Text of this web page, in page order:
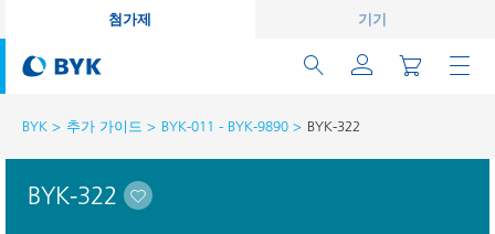
첨가제 기기
BYK 추가 가이드 BYK-011 - BYK-9890 BYK-322
BYK-322